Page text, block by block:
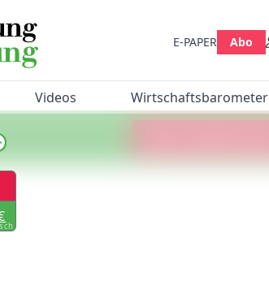
E-PAPER Abo
Videos Wirtschaftsbarometer